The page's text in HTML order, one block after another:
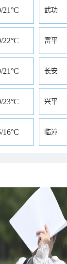
21°C 武功
22°C 富平
21°C 长安
23°C 兴平
16°C 临潼